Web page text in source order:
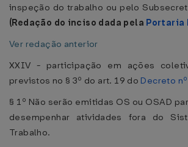
inspeção do trabalho ou pelo
(Redação do inciso dada pela Portaria
Ver redação anterior
XXIV - participação em ações
previstos no § 3º do art. 19 do Decreto
§ 1º Não serão emitidas OS ou OSAD
desempenhar atividades fora do
Trabalho.